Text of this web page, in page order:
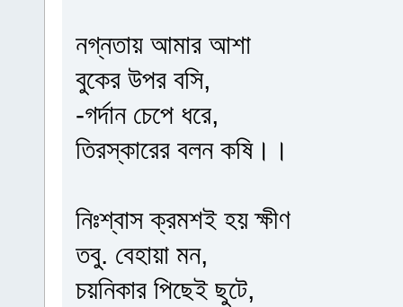
নগ্নতায় আমার আশা
বুকের উপর বসি,
-গর্দান চেপে ধরে,
তিরস্কারের বলন কষি।।
নিঃশ্বাস ক্রমশই হয় ক্ষীণ
তবু. বেহায়া মন,
চয়নিকার পিছেই ছুটে,